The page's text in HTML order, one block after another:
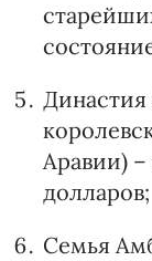
Династия
Аравии)
долларов;
Семья